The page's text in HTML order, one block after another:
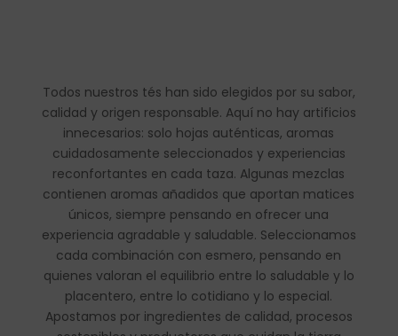
Todos nuestros tés han sido elegidos por su sabor,
calidad y origen responsable. Aquí no hay artificios
innecesarios: solo hojas auténticas, aromas
cuidadosamente seleccionados y experiencias
reconfortantes en cada taza. Algunas mezclas
contienen aromas añadidos que aportan matices
únicos, siempre pensando en ofrecer una
experiencia agradable y saludable. Seleccionamos
cada combinación con esmero, pensando en
quienes valoran el equilibrio entre lo saludable y lo
placentero, entre lo cotidiano y lo especial.
Apostamos por ingredientes de calidad, procesos